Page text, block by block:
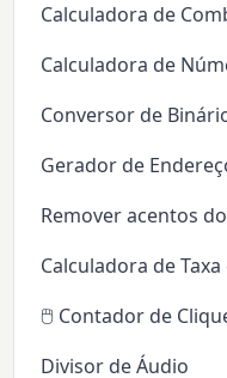
Calculadora de
Calculadora de
Conversor de
Gerador de
Remover acentos
Calculadora de
🖱️ Contador de
Divisor de Áudio